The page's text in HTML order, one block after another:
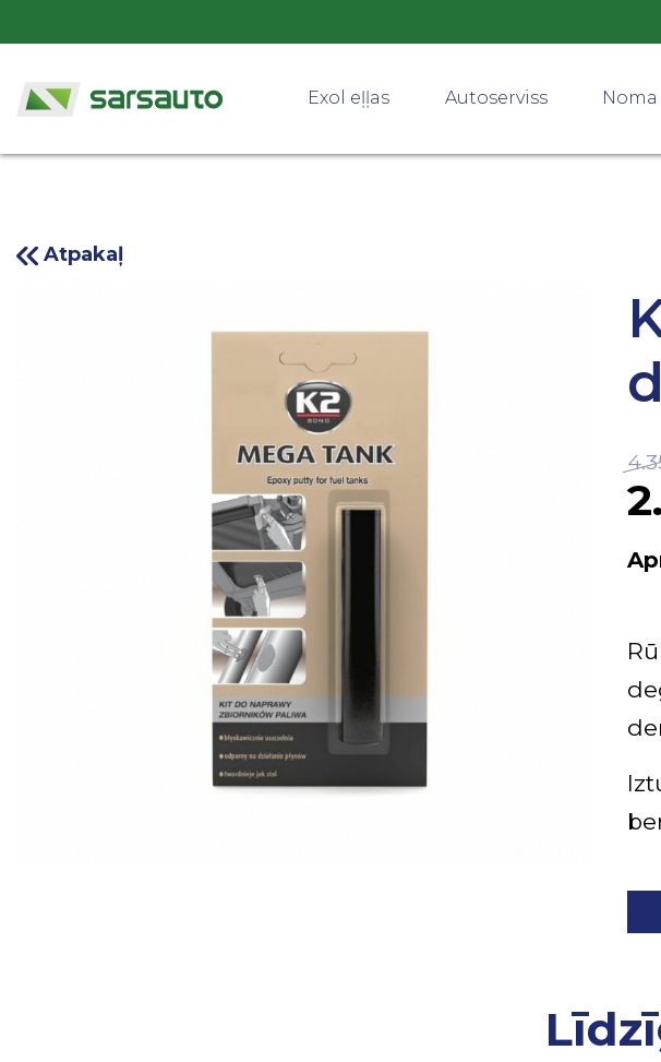
Exol eļļas Autoserviss Noma
Atpakaļ